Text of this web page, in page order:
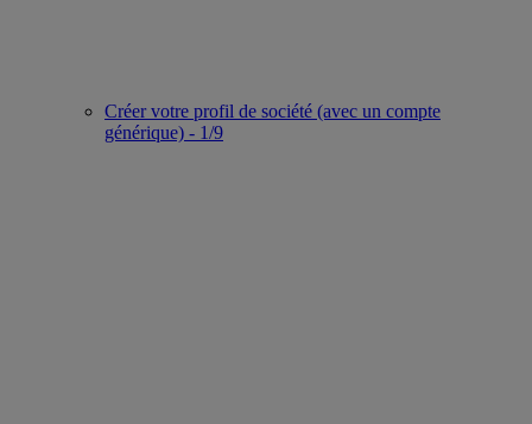
Créer votre profil de société (avec un compte
générique) - 1/9